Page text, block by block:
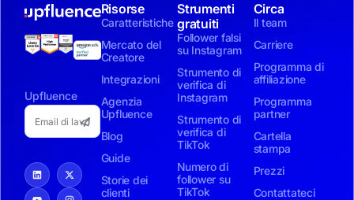
Upfluence
Risorse
Caratteristiche
Mercato del
Creatore
Integrazioni
Agenzia
Upfluence
Blog
Guide
Storie dei
clienti
Strumenti
gratuiti
Follower falsi
su Instagram
Strumento di
verifica di
Instagram
Strumento di
verifica di
TikTok
Numero di
follower su
TikTok
Circa
Il team
Carriere
Programma di
affiliazione
Programma
partner
Cartella
stampa
Prezzi
Contattateci